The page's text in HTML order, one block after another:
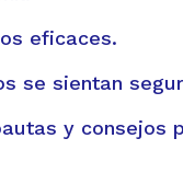
eficaces.
se sientan
y consejos